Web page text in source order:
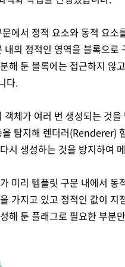
에서 정적 요소와 동적 요
내의 정적인 영역을 블록으
해 둔 블록에는 접근하지 않
다.
객체가 여러 번 생성되는 것
을 탐지해 렌더러
시 생성하는 것을 방지하여
미리 템플릿 구문 내에서
가지고 있고 정적인 값이
해 둔 플래그로 필요한 부분